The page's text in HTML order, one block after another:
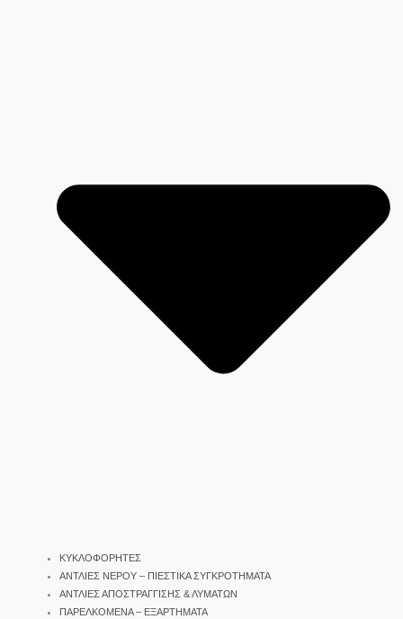
ΚΥΚΛΟΦΟΡΗΤΕΣ
ΑΝΤΛΙΕΣ ΝΕΡΟΥ – ΠΙΕΣΤΙΚΑ ΣΥΓΚΡΟΤΗΜΑΤΑ
ΑΝΤΛΙΕΣ ΑΠΟΣΤΡΑΓΓΙΣΗΣ & ΛΥΜΑΤΩΝ
ΠΑΡΕΛΚΟΜΕΝΑ – ΕΞΑΡΤΗΜΑΤΑ